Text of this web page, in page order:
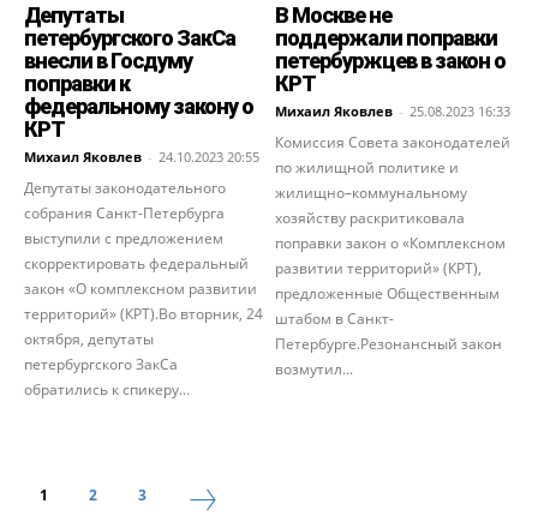
Депутаты
петербургского ЗакСа
внесли в Госдуму
поправки к
федеральному закону о
КРТ
Михаил Яковлев - 24.10.2023 20:55
Депутаты законодательного
собрания Санкт-Петербурга
выступили с предложением
скорректировать федеральный
закон «О комплексном развитии
территорий» (КРТ).Во вторник, 24
октября, депутаты
петербургского ЗакСа
обратились к спикеру...
В Москве не
поддержали поправки
петербуржцев в закон о
КРТ
Михаил Яковлев - 25.08.2023 16:33
Комиссия Совета законодателей
по жилищной политике и
жилищно–коммунальному
хозяйству раскритиковала
поправки закон о «Комплексном
развитии территорий» (КРТ),
предложенные Общественным
штабом в Санкт-
Петербурге.Резонансный закон
возмутил...
1 2 3